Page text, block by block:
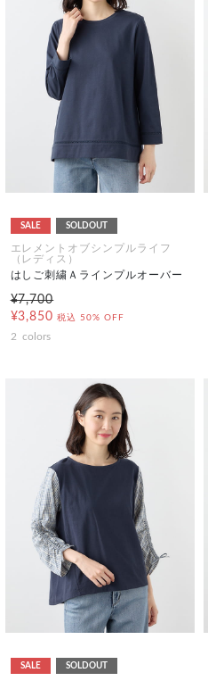
SALE SOLDOUT
エレメントオブシンプルライフ
（レディス）
はしご刺繍Ａラインプルオーバー
¥7,700
¥3,850 税込 50% OFF
2 colors
SALE SOLDOUT